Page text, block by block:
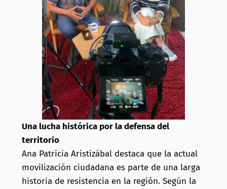
Una lucha histórica por la defensa del
territorio
Ana Patricia Aristizábal destaca que la actual
movilización ciudadana es parte de una larga
historia de resistencia en la región. Según la